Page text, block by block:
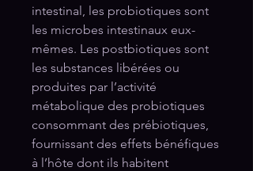
intestinal, les probiotiques sont
les microbes intestinaux eux-
mêmes. Les postbiotiques sont
les substances libérées ou
produites par l’activité
métabolique des probiotiques
consommant des prébiotiques,
fournissant des effets bénéfiques
à l’hôte dont ils habitent